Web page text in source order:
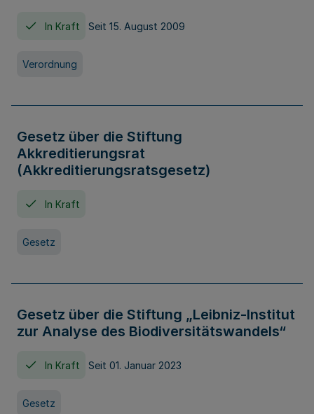
In Kraft Seit 15. August 2009
Verordnung
Gesetz über die Stiftung
Akkreditierungsrat
(Akkreditierungsratsgesetz)
In Kraft
Gesetz
Gesetz über die Stiftung „Leibniz-Institut
zur Analyse des Biodiversitätswandels“
In Kraft Seit 01. Januar 2023
Gesetz